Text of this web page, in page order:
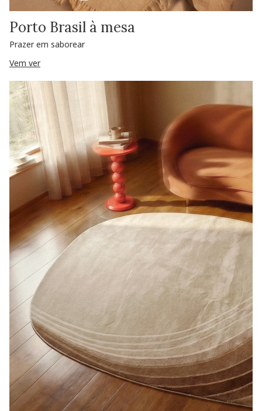
Porto Brasil à mesa
Prazer em saborear
Vem ver